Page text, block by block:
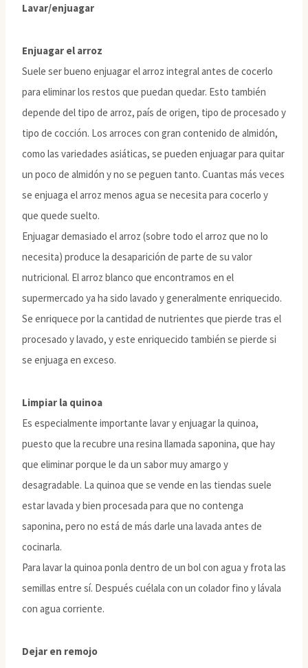
Lavar/enjuagar
Enjuagar el arroz
Suele ser bueno enjuagar el arroz integral antes de cocerlo
para eliminar los restos que puedan quedar. Esto también
depende del tipo de arroz, país de origen, tipo de procesado y
tipo de cocción. Los arroces con gran contenido de almidón,
como las variedades asiáticas, se pueden enjuagar para quitar
un poco de almidón y no se peguen tanto. Cuantas más veces
se enjuaga el arroz menos agua se necesita para cocerlo y
que quede suelto.
Enjuagar demasiado el arroz (sobre todo el arroz que no lo
necesita) produce la desaparición de parte de su valor
nutricional. El arroz blanco que encontramos en el
supermercado ya ha sido lavado y generalmente enriquecido.
Se enriquece por la cantidad de nutrientes que pierde tras el
procesado y lavado, y este enriquecido también se pierde si
se enjuaga en exceso.
Limpiar la quinoa
Es especialmente importante lavar y enjuagar la quinoa,
puesto que la recubre una resina llamada saponina, que hay
que eliminar porque le da un sabor muy amargo y
desagradable. La quinoa que se vende en las tiendas suele
estar lavada y bien procesada para que no contenga
saponina, pero no está de más darle una lavada antes de
cocinarla.
Para lavar la quinoa ponla dentro de un bol con agua y frota las
semillas entre sí. Después cuélala con un colador fino y lávala
con agua corriente.
Dejar en remojo